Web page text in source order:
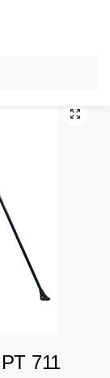
PT 711 Black
711